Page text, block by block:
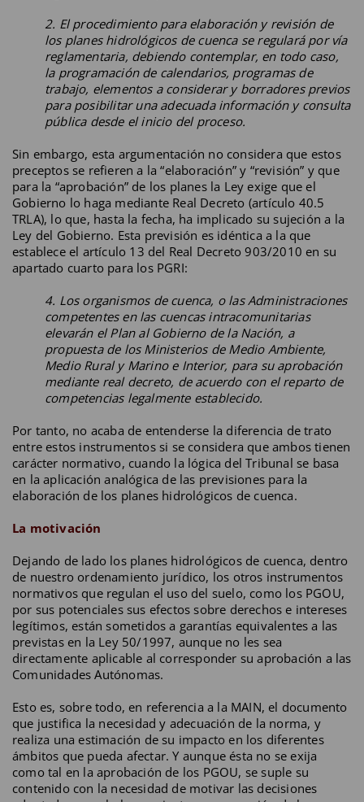
2. El procedimiento para elaboración y revisión de
los planes hidrológicos de cuenca se regulará por vía
reglamentaria, debiendo contemplar, en todo caso,
la programación de calendarios, programas de
trabajo, elementos a considerar y borradores previos
para posibilitar una adecuada información y consulta
pública desde el inicio del proceso.
Sin embargo, esta argumentación no considera que estos
preceptos se refieren a la “elaboración” y “revisión” y que
para la “aprobación” de los planes la Ley exige que el
Gobierno lo haga mediante Real Decreto (artículo 40.5
TRLA), lo que, hasta la fecha, ha implicado su sujeción a la
Ley del Gobierno. Esta previsión es idéntica a la que
establece el artículo 13 del Real Decreto 903/2010 en su
apartado cuarto para los PGRI:
4. Los organismos de cuenca, o las Administraciones
competentes en las cuencas intracomunitarias
elevarán el Plan al Gobierno de la Nación, a
propuesta de los Ministerios de Medio Ambiente,
Medio Rural y Marino e Interior, para su aprobación
mediante real decreto, de acuerdo con el reparto de
competencias legalmente establecido.
Por tanto, no acaba de entenderse la diferencia de trato
entre estos instrumentos si se considera que ambos tienen
carácter normativo, cuando la lógica del Tribunal se basa
en la aplicación analógica de las previsiones para la
elaboración de los planes hidrológicos de cuenca.
La motivación
Dejando de lado los planes hidrológicos de cuenca, dentro
de nuestro ordenamiento jurídico, los otros instrumentos
normativos que regulan el uso del suelo, como los PGOU,
por sus potenciales sus efectos sobre derechos e intereses
legítimos, están sometidos a garantías equivalentes a las
previstas en la Ley 50/1997, aunque no les sea
directamente aplicable al corresponder su aprobación a las
Comunidades Autónomas.
Esto es, sobre todo, en referencia a la MAIN, el documento
que justifica la necesidad y adecuación de la norma, y
realiza una estimación de su impacto en los diferentes
ámbitos que pueda afectar. Y aunque ésta no se exija
como tal en la aprobación de los PGOU, se suple su
contenido con la necesidad de motivar las decisiones